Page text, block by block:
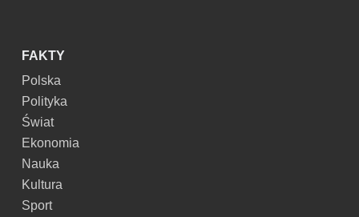
FAKTY
Polska
Polityka
Świat
Ekonomia
Nauka
Kultura
Sport